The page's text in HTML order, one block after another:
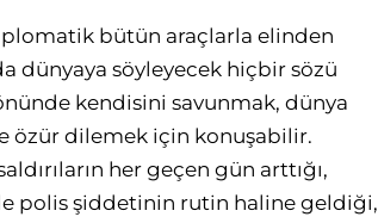
bütün araçlarla elinden
dünyaya söyleyecek hiçbir sözü
kendisini savunmak, dünya
özür dilemek için konuşabilir.
her geçen gün arttığı,
polis şiddetinin rutin haline geldiği,